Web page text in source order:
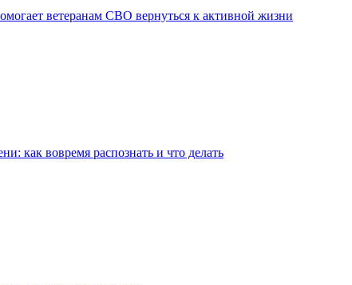
ветеранам СВО вернуться к активной жизни
как вовремя распознать и что делать